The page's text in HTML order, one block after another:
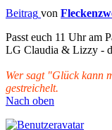
Beitrag von
Passt euch 11 Uhr am
LG Claudia & Lizzy -
Wer sagt "Glück kann
gestreichelt.
Nach oben